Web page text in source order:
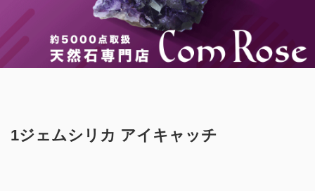
1ジェムシリカ アイキャッチ